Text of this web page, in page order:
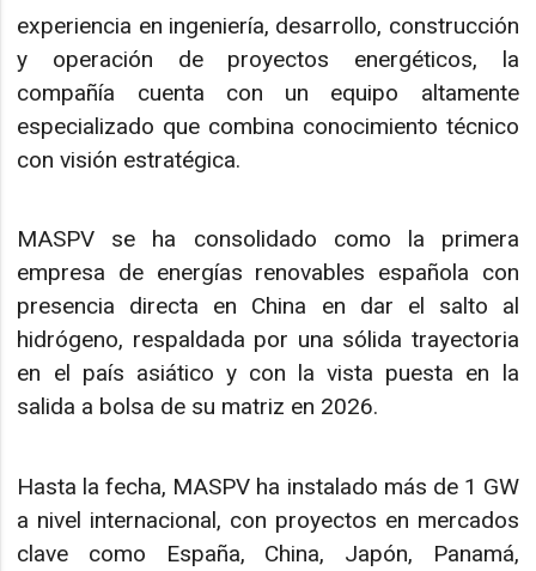
experiencia en ingeniería, desarrollo, construcción
y operación de proyectos energéticos, la
compañía cuenta con un equipo altamente
especializado que combina conocimiento técnico
con visión estratégica.
MASPV se ha consolidado como la primera
empresa de energías renovables española con
presencia directa en China en dar el salto al
hidrógeno, respaldada por una sólida trayectoria
en el país asiático y con la vista puesta en la
salida a bolsa de su matriz en 2026.
Hasta la fecha, MASPV ha instalado más de 1 GW
a nivel internacional, con proyectos en mercados
clave como España, China, Japón, Panamá,